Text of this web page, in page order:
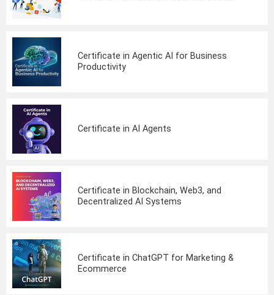
Certificate in Agentic AI for Business
Productivity
Certificate in AI Agents
Certificate in Blockchain, Web3, and
Decentralized AI Systems
Certificate in ChatGPT for Marketing &
Ecommerce